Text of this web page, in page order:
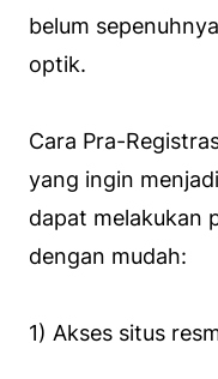
belum
optik.
Cara Pra-
yang ingin
dapat melakukan
dengan mudah:
1) Akses situs